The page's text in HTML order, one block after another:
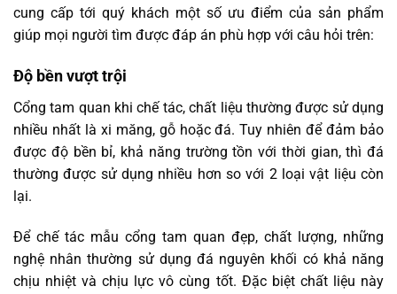
cung cấp tới quý khách một số ưu điểm của sản phẩm
giúp mọi người tìm được đáp án phù hợp với câu hỏi trên:
Độ bền vượt trội
Cổng tam quan khi chế tác, chất liệu thường được sử dụng
nhiều nhất là xi măng, gỗ hoặc đá. Tuy nhiên để đảm bảo
được độ bền bỉ, khả năng trường tồn với thời gian, thì đá
thường được sử dụng nhiều hơn so với 2 loại vật liệu còn
lại.
Để chế tác mẫu cổng tam quan đẹp, chất lượng, những
nghệ nhân thường sử dụng đá nguyên khối có khả năng
chịu nhiệt và chịu lực vô cùng tốt. Đặc biệt chất liệu này